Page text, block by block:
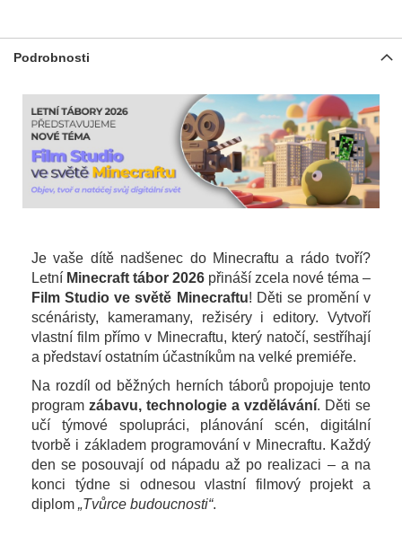
Podrobnosti
Je vaše dítě nadšenec do Minecraftu a rádo tvoří?
Letní Minecraft tábor 2026 přináší zcela nové téma –
Film Studio ve světě Minecraftu! Děti se promění v
scénáristy, kameramany, režiséry i editory. Vytvoří
vlastní film přímo v Minecraftu, který natočí, sestříhají
a představí ostatním účastníkům na velké premiéře.
Na rozdíl od běžných herních táborů propojuje tento
program zábavu, technologie a vzdělávání. Děti se
učí týmové spolupráci, plánování scén, digitální
tvorbě i základem programování v Minecraftu. Každý
den se posouvají od nápadu až po realizaci – a na
konci týdne si odnesou vlastní filmový projekt a
diplom „Tvůrce budoucnosti“.